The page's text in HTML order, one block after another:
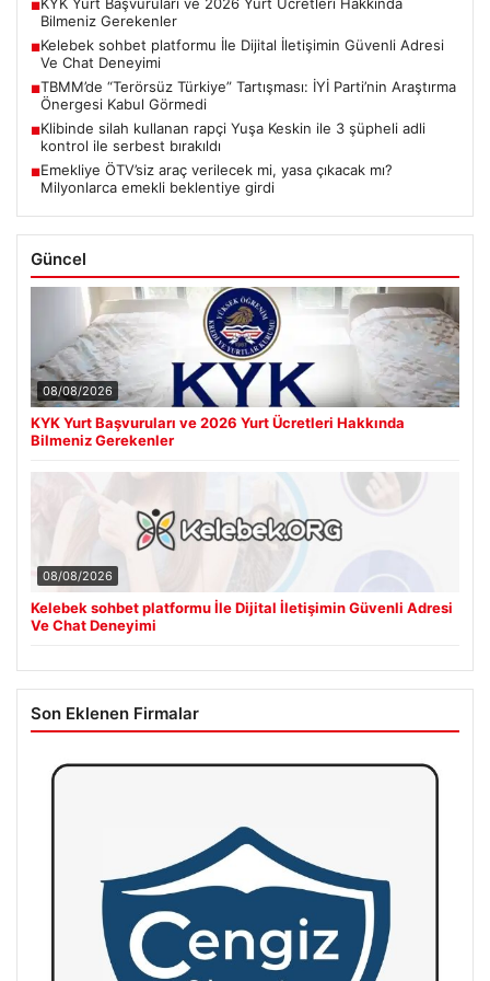
■
Bilmeniz Gerekenler
■Kelebek sohbet platformu İle Dijital İletişimin Güvenli Adresi
Ve Chat Deneyimi
■TBMM’de “Terörsüz Türkiye” Tartışması: İYİ Parti’nin Araştırma
Önergesi Kabul Görmedi
■Klibinde silah kullanan rapçi Yuşa Keskin ile 3 şüpheli adli
kontrol ile serbest bırakıldı
■Emekliye ÖTV’siz araç verilecek mi, yasa çıkacak mı?
Milyonlarca emekli beklentiye girdi
Güncel
08/08/2026
KYK Yurt Başvuruları ve 2026 Yurt Ücretleri Hakkında
Bilmeniz Gerekenler
08/08/2026
Kelebek sohbet platformu İle Dijital İletişimin Güvenli Adresi
Ve Chat Deneyimi
Son Eklenen Firmalar